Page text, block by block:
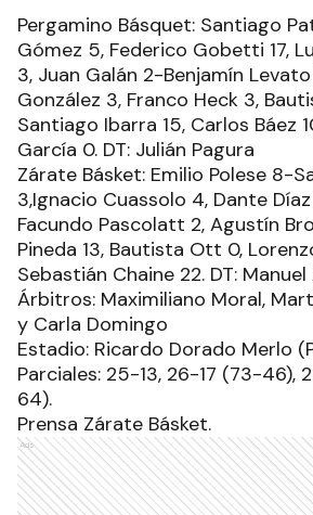
Pergamino Básquet: Santiago
Gómez 5, Federico Gobetti 17,
3, Juan Galán 2-Benjamín Levato
González 3, Franco Heck 3,
Santiago Ibarra 15, Carlos Báez
García 0. DT: Julián Pagura
Zárate Básket: Emilio Polese 8-
3,Ignacio Cuassolo 4, Dante
Facundo Pascolatt 2, Agustín
Pineda 13, Bautista Ott 0,
Sebastián Chaine 22. DT: Manuel
Árbitros: Maximiliano Moral,
y Carla Domingo
Estadio: Ricardo Dorado Merlo
Parciales: 25-13, 26-17 (73-46),
64).
Prensa Zárate Básket.
Ads